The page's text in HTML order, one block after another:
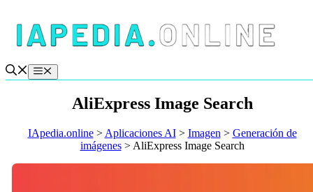
contenido
Menú
AliExpress Image Search
IApedia.online> Aplicaciones AI> Imagen > Generación de
imágenes> AliExpress Image Search